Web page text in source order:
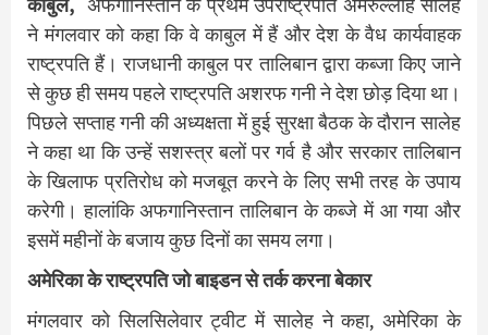
ने मंगलवार को कहा कि वे काबुल में हैं और देश के वैध कार्यवाहक
राष्ट्रपति हैं। राजधानी काबुल पर तालिबान द्वारा कब्जा किए जाने
से कुछ ही समय पहले राष्ट्रपति अशरफ गनी ने देश छोड़ दिया था।
पिछले सप्ताह गनी की अध्यक्षता में हुई सुरक्षा बैठक के दौरान सालेह
ने कहा था कि उन्हें सशस्त्र बलों पर गर्व है और सरकार तालिबान
के खिलाफ प्रतिरोध को मजबूत करने के लिए सभी तरह के उपाय
करेगी। हालांकि अफगानिस्तान तालिबान के कब्जे में आ गया और
इसमें महीनों के बजाय कुछ दिनों का समय लगा।
अमेरिका के राष्ट्रपति जो बाइडन से तर्क करना बेकार
मंगलवार को सिलसिलेवार ट्वीट में सालेह ने कहा, अमेरिका के